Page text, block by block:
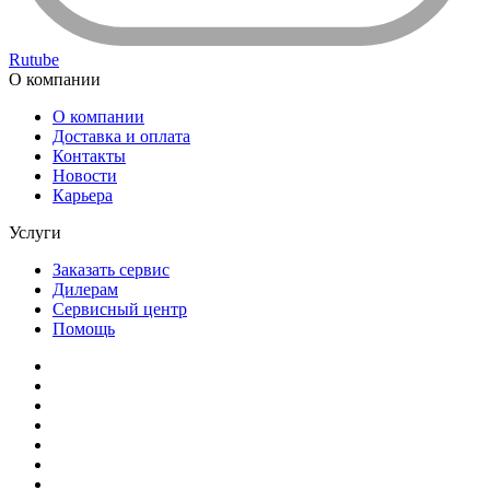
Rutube
О компании
О компании
Доставка и оплата
Контакты
Новости
Карьера
Услуги
Заказать сервис
Дилерам
Сервисный центр
Помощь